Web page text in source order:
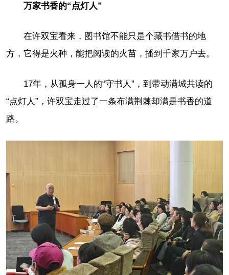
万家书香的“点灯人”
在许双宝看来，图书馆不能只是个藏书借书的地
方，它得是火种，能把阅读的火苗，播到千家万户去。
17年，从孤身一人的“守书人”，到带动满城共读的
“点灯人”，许双宝走过了一条布满荆棘却满是书香的道
路。